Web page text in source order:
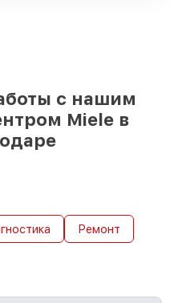
сразус нашим
Miele в
Ремонт